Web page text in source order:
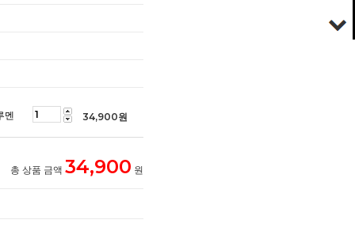
멘 34,900원
총 상품 금액 34,900 원